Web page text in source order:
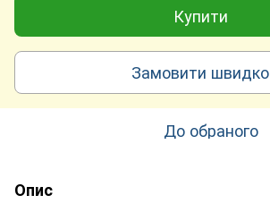
Купити
Замовити швидко
До обраного
Опис